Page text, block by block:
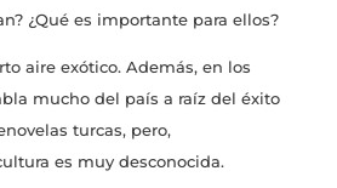
¿Qué es importante para ellos?
aire exótico. Además, en los
mucho del país a raíz del éxito
turcas, pero,
es muy desconocida.